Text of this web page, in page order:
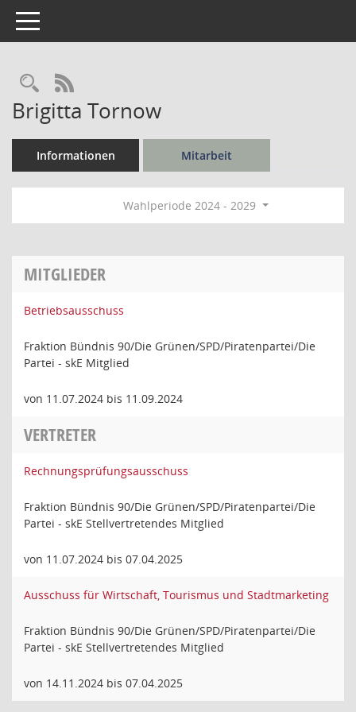
Toggle navigation
Rechercheauswahl
RSS-Feed
Brigitta Tornow
Informationen Mitarbeit
Wahlperiode 2024 - 2029
MITGLIEDER
Betriebsausschuss
Fraktion Bündnis 90/Die Grünen/SPD/Piratenpartei/Die
Partei - skE Mitglied
von 11.07.2024 bis 11.09.2024
VERTRETER
Rechnungsprüfungsausschuss
Fraktion Bündnis 90/Die Grünen/SPD/Piratenpartei/Die
Partei - skE Stellvertretendes Mitglied
von 11.07.2024 bis 07.04.2025
Ausschuss für Wirtschaft, Tourismus und Stadtmarketing
Fraktion Bündnis 90/Die Grünen/SPD/Piratenpartei/Die
Partei - skE Stellvertretendes Mitglied
von 14.11.2024 bis 07.04.2025